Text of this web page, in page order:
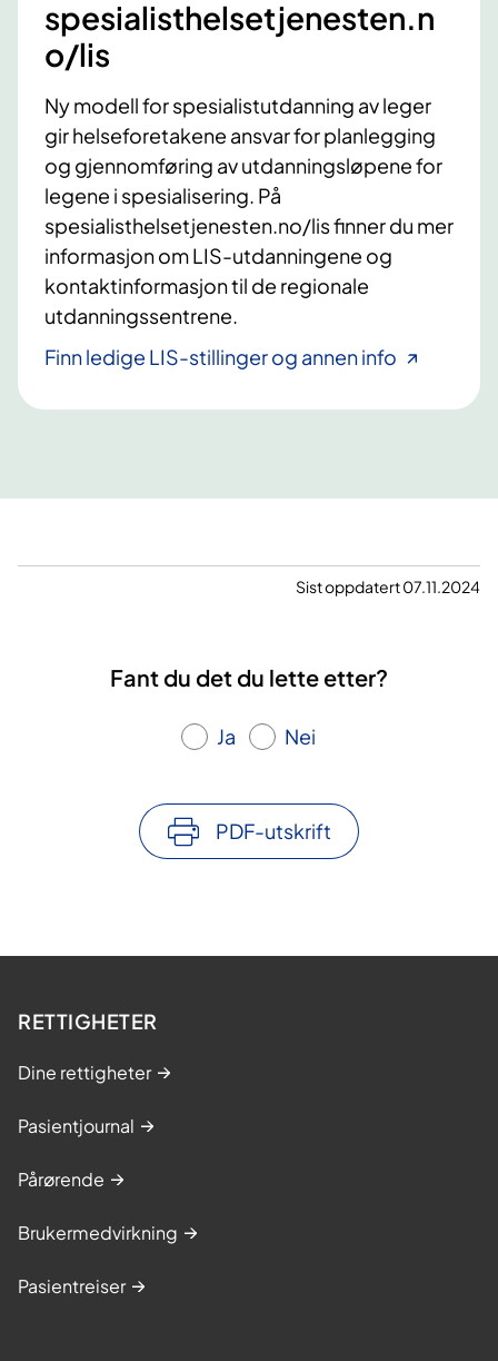
spesialisthelsetjenesten.n
o/lis
Ny modell for spesialistutdanning av leger
gir helseforetakene ansvar for planlegging
og gjennomføring av utdanningsløpene for
legene i spesialisering. På
spesialisthelsetjenesten.no/lis finner du mer
informasjon om LIS-utdanningene og
kontaktinformasjon til de regionale
utdanningssentrene.
Finn ledige LIS-stillinger og annen info
Sist oppdatert 07.11.2024
Fant du det du lette etter?
Ja Nei
PDF-utskrift
RETTIGHETER
Dine rettigheter
Pasientjournal
Pårørende
Brukermedvirkning
Pasientreiser